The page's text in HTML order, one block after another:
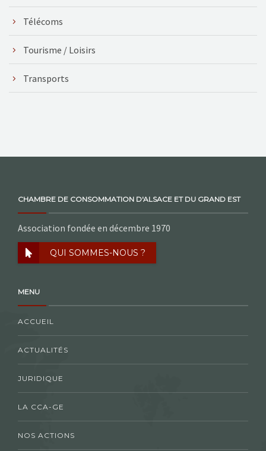
Télécoms
Tourisme / Loisirs
Transports
CHAMBRE DE CONSOMMATION D'ALSACE ET DU GRAND EST
Association fondée en décembre 1970
QUI SOMMES-NOUS ?
MENU
ACCUEIL
ACTUALITÉS
JURIDIQUE
LA CCA-GE
NOS ACTIONS